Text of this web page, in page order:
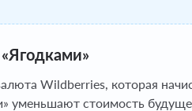
Wildberries, которая
уменьшают стоимость